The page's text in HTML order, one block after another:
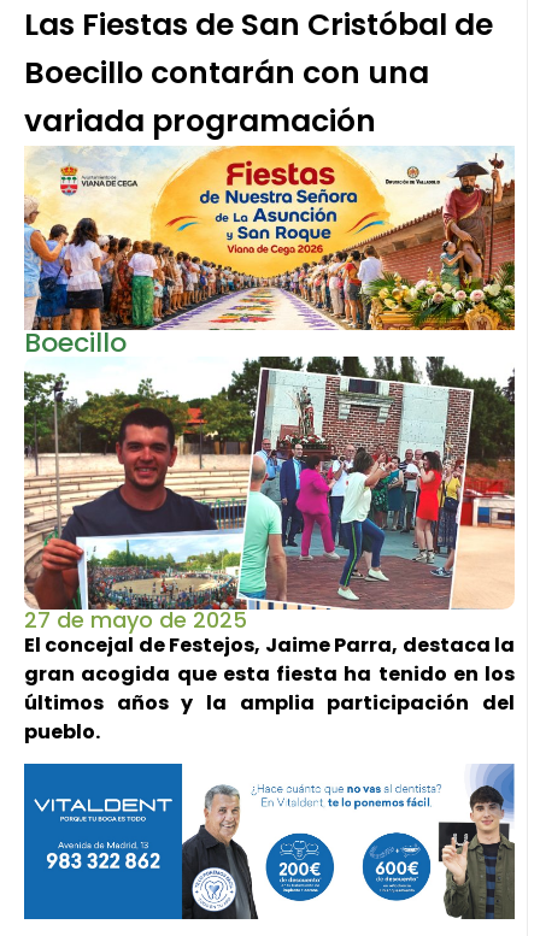
Las Fiestas de San Cristóbal de
Boecillo contarán con una
variada programación
Boecillo
27 de mayo de 2025
El concejal de Festejos, Jaime Parra, destaca la
gran acogida que esta fiesta ha tenido en los
últimos años y la amplia participación del
pueblo.